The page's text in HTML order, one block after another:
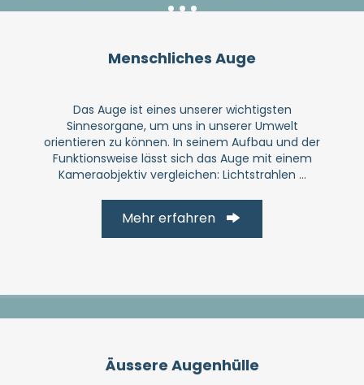
Menschliches Auge
Das Auge ist eines unserer wichtigsten
Sinnesorgane, um uns in unserer Umwelt
orientieren zu können. In seinem Aufbau und der
Funktionsweise lässt sich das Auge mit einem
Kameraobjektiv vergleichen: Lichtstrahlen ...
Mehr erfahren
Äussere Augenhülle